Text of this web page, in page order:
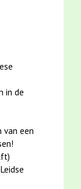
in de
van een